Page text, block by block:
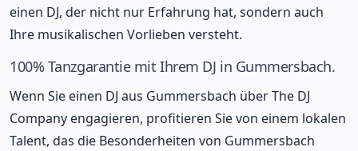
einen DJ, der nicht nur Erfahrung hat, sondern auch
Ihre musikalischen Vorlieben versteht.
100% Tanzgarantie mit Ihrem DJ in Gummersbach.
Wenn Sie einen DJ aus Gummersbach über The DJ
Company engagieren, profitieren Sie von einem lokalen
Talent, das die Besonderheiten von Gummersbach